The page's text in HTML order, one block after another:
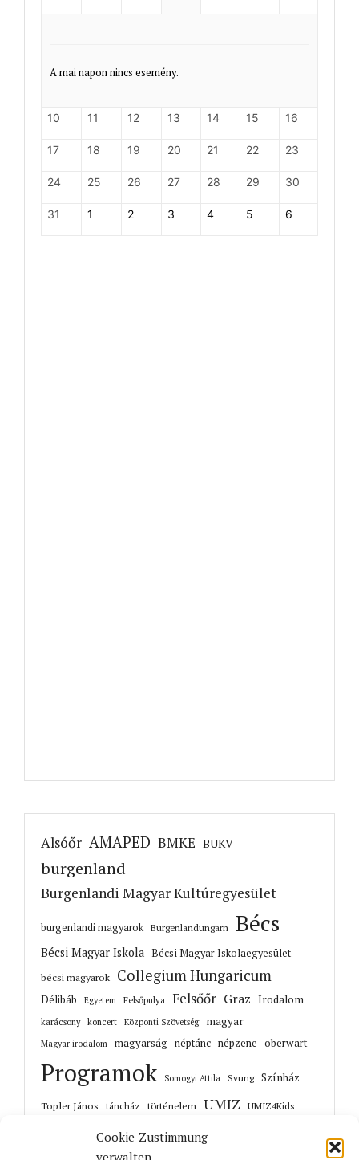
Cookie-Zustimmung
verwalten
A mai napon nincs esemény.
10 11 12 13 14 15 16
17 18 19 20 21 22 23
24 25 26 27 28 29 30
31 1 2 3 4 5 6
Alsóőr AMAPED BMKE BUKV
burgenland
Burgenlandi Magyar Kultúregyesület
burgenlandi magyarok Burgenlandungarn Bécs
Bécsi Magyar Iskola Bécsi Magyar Iskolaegyesület
bécsi magyarok Collegium Hungaricum
Délibáb Egyetem Felsőpulya Felsőőr Graz Irodalom
karácsony koncert Központi Szövetség magyar
Magyar irodalom magyarság néptánc népzene oberwart
Programok Somogyi Attila Svung Színház
Topler János táncház történelem UMIZ
UMIZ4Kids